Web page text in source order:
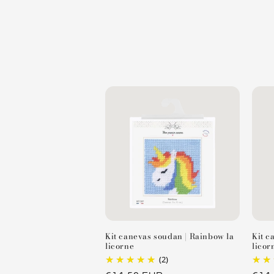
u
c
t
i
b
e
Kit canevas soudan | Rainbow la
licorne
(2)
Kit